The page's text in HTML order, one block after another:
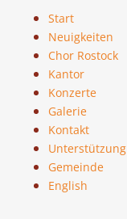
Start
Neuigkeiten
Chor Rostock
Kantor
Konzerte
Galerie
Kontakt
Unterstützung
Gemeinde
English